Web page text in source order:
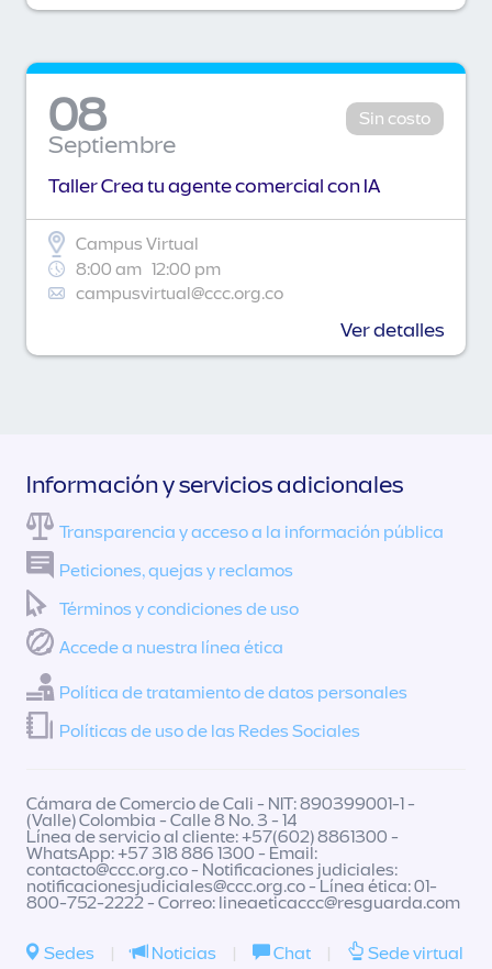
08
Septiembre
Sin costo
Taller Crea tu agente comercial con IA
Campus Virtual
8:00 am 12:00 pm
campusvirtual@ccc.org.co
Ver detalles
Información y servicios adicionales
Transparencia y acceso a la información pública
Peticiones, quejas y reclamos
Términos y condiciones de uso
Accede a nuestra línea ética
Política de tratamiento de datos personales
Políticas de uso de las Redes Sociales
Cámara de Comercio de Cali - NIT: 890399001-1 -
(Valle) Colombia - Calle 8 No. 3 - 14
Línea de servicio al cliente: +57(602) 8861300 -
WhatsApp: +57 318 886 1300 - Email:
contacto@ccc.org.co- Notificaciones judiciales:
notificacionesjudiciales@ccc.org.co- Línea ética: 01-
800-752-2222 - Correo: lineaeticaccc@resguarda.com
Sedes | Noticias | Chat | Sede virtual